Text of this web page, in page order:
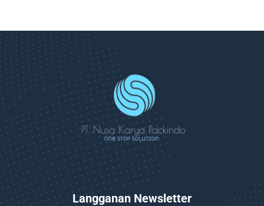
Langganan Newsletter